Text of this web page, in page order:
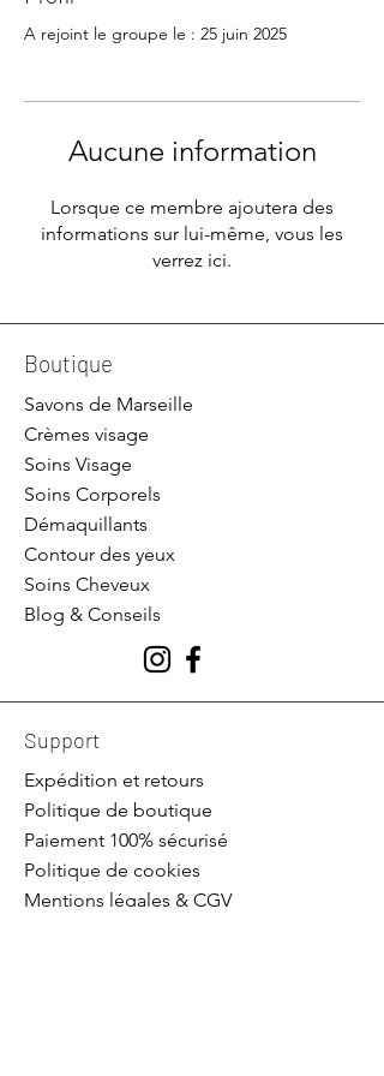
A rejoint le groupe le : 25 juin 2025
Aucune information
Lorsque ce membre ajoutera des
informations sur lui-même, vous les
verrez ici.
Boutique
Savons de Marseille
Crèmes visage
Soins Visage
Soins Corporels
Démaquillants
Contour des yeux
Soins Cheveux
Blog & Conseils
Support
Expédition et retours
Politique de boutique
Paiement 100% sécurisé
Politique de cookies
Mentions légales & CGV